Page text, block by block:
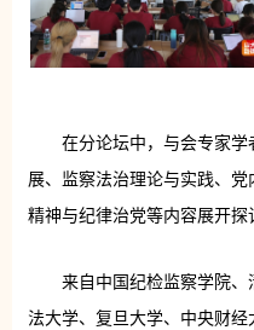
在分论坛中，与会专家
展、监察法治理论与实践、
精神与纪律治党等内容展开探
来自中国纪检监察学院
法大学、复旦大学、中央财